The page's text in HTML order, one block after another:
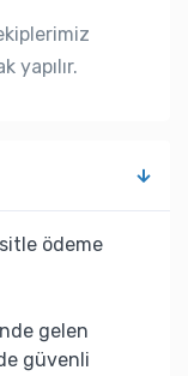
yapılır.
ödeme
gelen
güvenli